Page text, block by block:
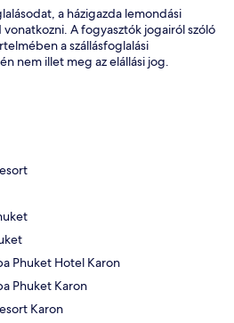
a házigazda lemondási
vonatkozni. A fogyasztók jogairól szóló
a szállásfoglalási
nem illet meg az elállási jog.
Phuket Hotel Karon
Phuket Karon
Karon